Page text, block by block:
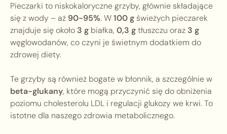
Pieczarki to niskokaloryczne grzyby, głównie składające
się z wody – aż 90-95%. W100 g świeżych pieczarek
znajduje się około 3 g białka, 0,3 gtłuszczu oraz 3 g
węglowodanów, co czyni je świetnym dodatkiem do
zdrowej diety.
Te grzyby są również bogate w błonnik, a szczególnie w
beta-glukany, które mogą przyczynić się do obniżenia
poziomu cholesterolu LDL i regulacji glukozy we krwi. To
istotne dla naszego zdrowia metabolicznego.